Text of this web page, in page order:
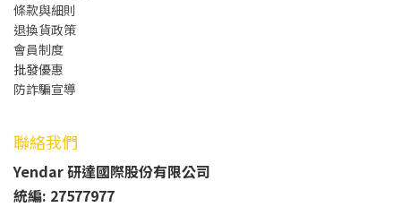
條款與細則
退換貨政策
會員制度
批發優惠
防詐騙宣導
聯絡我們
Yendar 研達國際股份有限公司
統編: 27577977